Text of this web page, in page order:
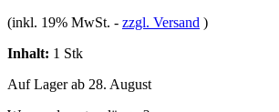
(inkl. 19% MwSt. - zzgl. Versand )
Inhalt: 1 Stk
Auf Lager ab 28. August